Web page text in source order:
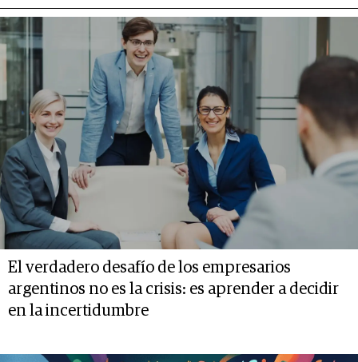
El verdadero desafío de los empresarios
argentinos no es la crisis: es aprender a decidir
en la incertidumbre